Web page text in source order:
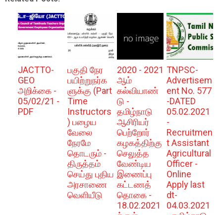
JACTTO-
GEO
அறிக்கை -
05/02/21 -
PDF
பகுதி நேர
பயிற்றுநர்க
ளுக்கு (Part
Time
Instructors
) பழைய
வேலை
நேரமே
தொடரும் -
திருத்தம்
செய்து புதிய
அரசாணை
வெளியீடு
2020 - 2021
ஆம்
கல்வியாண்
டு -
தமிழ்நாடு
ஆசிரியர்
பெற்றோர்
கழகத்திற்கு
செலுத்த
வேண்டிய
இணைப்பு
கட்டணத்
தொகை -
18.02.2021
TNPSC-
Advertisem
ent No. 577
-DATED
05.02.2021
-
Recruitmen
t Assistant
Agricultural
Officer -
Online
Apply last
dt-
04.03.2021